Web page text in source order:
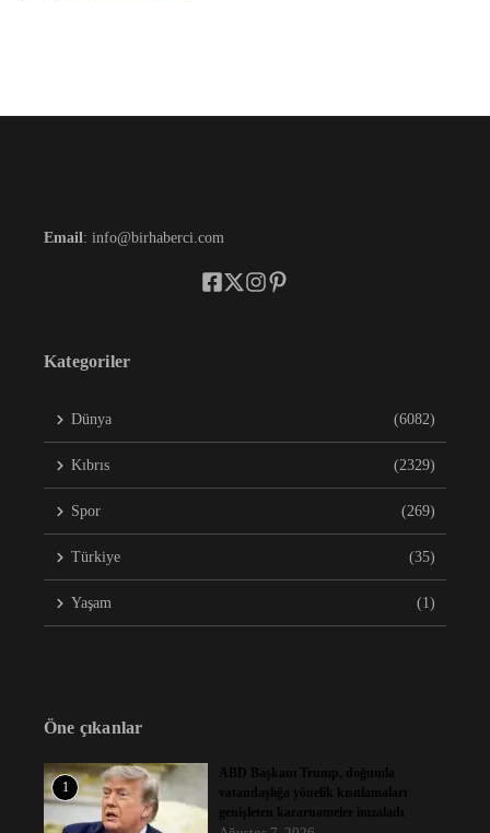
Email: info@birhaberci.com
Kategoriler
Dünya (6082)
Kıbrıs (2329)
Spor (269)
Türkiye (35)
Yaşam (1)
Öne çıkanlar
1
ABD Başkanı Trump, doğumla
vatandaşlığa yönelik kısıtlamaları
genişleten kararnameler imzaladı